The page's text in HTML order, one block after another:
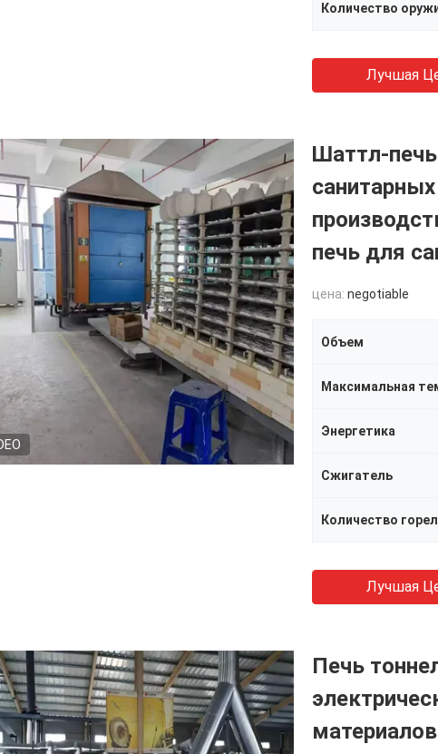
Количество
Лучшая
Шаттл-
печь для
цена: negotiable
Объем
Энергетика
Сжигатель
Количество
Лучшая
Печь